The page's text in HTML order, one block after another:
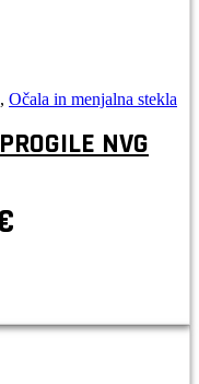
, Očala in menjalna stekla
NVG